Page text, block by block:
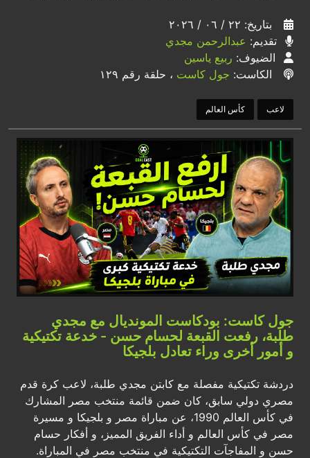
بتاريخ: ٢٢ / ٠٦ / ٢٠٢٦
تقديم: عبدالرحمن مجدي
الضيوف: ربيع ياسين
الكاست: جول كاست ، حلقة رقم ١٢٩
لاعب كأس العالم
جول كاست: بودكاست المونديال مع مجدي
طلبة، رفعت القبعة لحسام حسن - خدعة تكتيكية
و أمور أخرى وراء تعادل بلجيكا
دردشة تكتيكية مفصلة مع كابتن مجدي طلبة، لاعب كرة قدم
مصري دولي سابق، كان ضمن قائمة منتخب مصر المشارك
في كأس العالم 1990، عن مباراة مصر و بلجيكا و مسيرة
مصر في كأس العالم و أداء الفريق المميز، و أفكار حسام
حسن و المفاجآت التكتيكية في منتخب مصر في المباراة.